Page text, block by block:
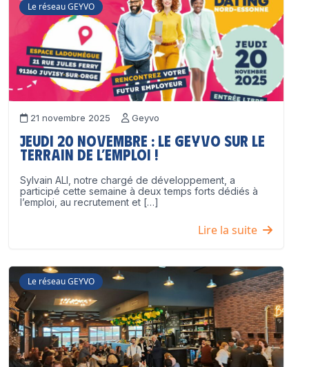
Le réseau GEYVO
21 novembre 2025 Geyvo
Jeudi 20 novembre : le GEYVO sur le
terrain de l’emploi !
Sylvain ALI, notre chargé de développement, a
participé cette semaine à deux temps forts dédiés à
l’emploi, au recrutement et […]
Lire la suite
Le réseau GEYVO